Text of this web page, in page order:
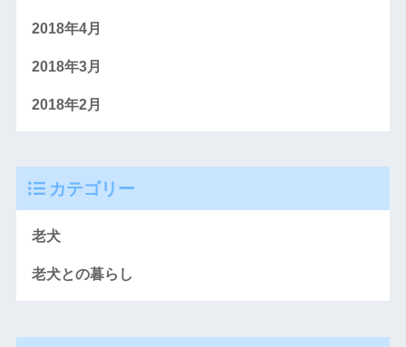
2018年4月
2018年3月
2018年2月
カテゴリー
老犬
老犬との暮らし